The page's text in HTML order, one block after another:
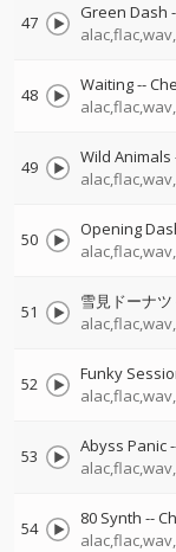
47 Green Dash
48 Waiting--
49 Wild Animals
50 Opening
51 雪見ドーナツ
52 Funky
53 Abyss Panic
54 80 Synth --